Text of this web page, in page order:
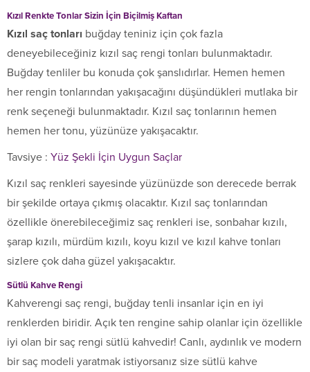
Kızıl Renkte Tonlar Sizin İçin Biçilmiş Kaftan
Kızıl saç tonları buğday teniniz için çok fazla
deneyebileceğiniz kızıl saç rengi tonları bulunmaktadır.
Buğday tenliler bu konuda çok şanslıdırlar. Hemen hemen
her rengin tonlarından yakışacağını düşündükleri mutlaka bir
renk seçeneği bulunmaktadır. Kızıl saç tonlarının hemen
hemen her tonu, yüzünüze yakışacaktır.
Tavsiye : Yüz Şekli İçin Uygun Saçlar
Kızıl saç renkleri sayesinde yüzünüzde son derecede berrak
bir şekilde ortaya çıkmış olacaktır. Kızıl saç tonlarından
özellikle önerebileceğimiz saç renkleri ise, sonbahar kızılı,
şarap kızılı, mürdüm kızılı, koyu kızıl ve kızıl kahve tonları
sizlere çok daha güzel yakışacaktır.
Sütlü Kahve Rengi
Kahverengi saç rengi, buğday tenli insanlar için en iyi
renklerden biridir. Açık ten rengine sahip olanlar için özellikle
iyi olan bir saç rengi sütlü kahvedir! Canlı, aydınlık ve modern
bir saç modeli yaratmak istiyorsanız size sütlü kahve